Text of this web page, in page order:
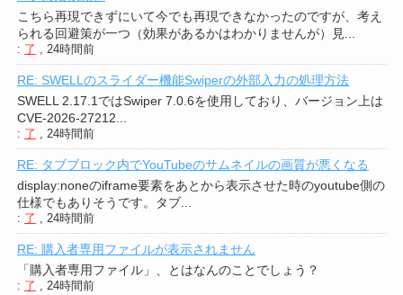
こちら再現できずにいて今でも再現できなかったのですが、考え
られる回避策が一つ（効果があるかはわかりませんが）見...
: 了 , 24時間前
RE: SWELLのスライダー機能Swiperの外部入力の処理方法
SWELL 2.17.1ではSwiper 7.0.6を使用しており、バージョン上は
CVE-2026-27212...
: 了 , 24時間前
RE: タブブロック内でYouTubeのサムネイルの画質が悪くなる
display:noneのiframe要素をあとから表示させた時のyoutube側の
仕様でもありそうです。タブ...
: 了 , 24時間前
RE: 購入者専用ファイルが表示されません
「購入者専用ファイル」、とはなんのことでしょう？
: 了 , 24時間前